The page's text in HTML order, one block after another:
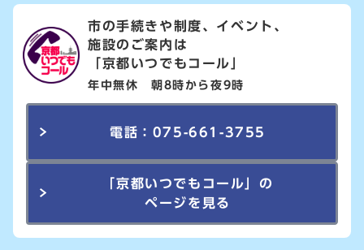
市の手続きや制度、イベント、
施設のご案内は
「京都いつでもコール」
年中無休 朝8時から夜9時
電話：075-661-3755
「京都いつでもコール」の
ページを見る